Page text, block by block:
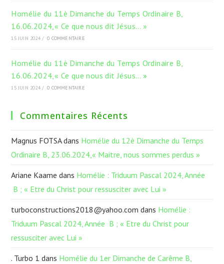
Homélie du 11è Dimanche du Temps Ordinaire B,
16.06.2024,« Ce que nous dit Jésus… »
15 JUIN 2024 / 0 COMMENTAIRE
Homélie du 11è Dimanche du Temps Ordinaire B,
16.06.2024,« Ce que nous dit Jésus… »
15 JUIN 2024 / 0 COMMENTAIRE
Commentaires Récents
Magnus FOTSAdans Homélie du 12è Dimanche du Temps
Ordinaire B, 23.06.2024,« Maitre, nous sommes perdus »
Ariane Kaame dans Homélie : Triduum Pascal 2024, Année
B ; « Etre du Christ pour ressusciter avec Lui »
turboconstructions2018@yahoo.com dans Homélie :
Triduum Pascal 2024, Année B ; « Etre du Christ pour
ressusciter avec Lui »
. Turbo 1 dans Homélie du 1er Dimanche de Carême B,